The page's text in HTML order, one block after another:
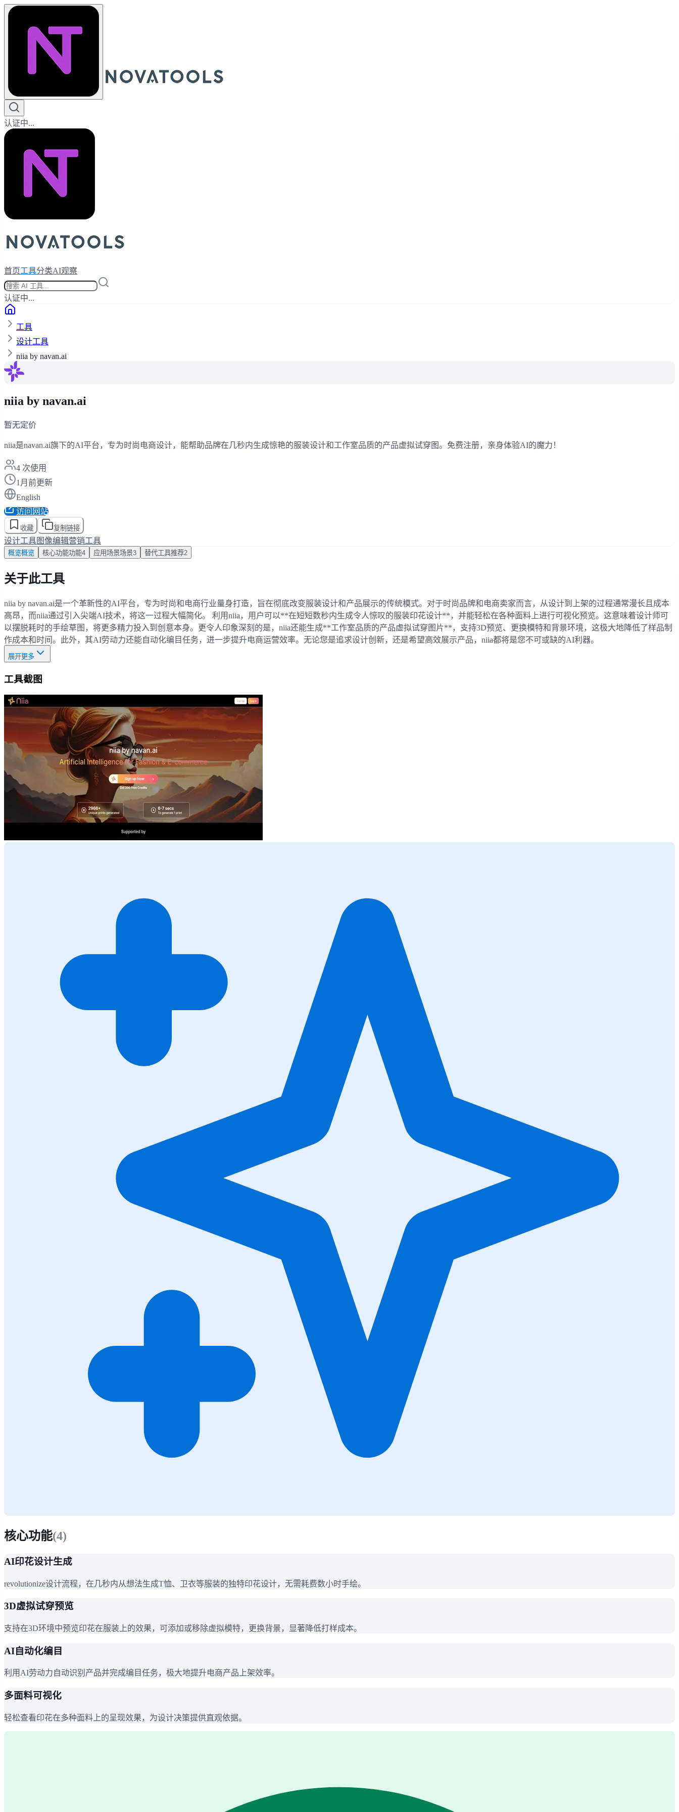
认证中...
首页工具分类AI观察
认证中...
工具
设计工具
niia by navan.ai
niia by navan.ai
暂无定价
niia是navan.ai旗下的AI平台，专为时尚电商设计，能帮助品牌在几秒内生成惊艳的服装设计和工作室品质的产品虚拟试穿图。免费注册，亲身体验AI的魔力！
4 次使用
1月前更新
English
访问网站
收藏 复制链接
设计工具图像编辑营销工具
概览概览 核心功能功能4 应用场景场景3 替代工具推荐2
关于此工具
niia by navan.ai是一个革新性的AI平台，专为时尚和电商行业量身打造，旨在彻底改变服装设计和产品展示的传统模式。对于时尚品牌和电商卖家而言，从设计到上架的过程通常漫长且成本
高昂，而niia通过引入尖端AI技术，将这一过程大幅简化。 利用niia，用户可以**在短短数秒内生成令人惊叹的服装印花设计**，并能轻松在各种面料上进行可视化预览。这意味着设计师可
以摆脱耗时的手绘草图，将更多精力投入到创意本身。更令人印象深刻的是，niia还能生成**工作室品质的产品虚拟试穿图片**，支持3D预览、更换模特和背景环境，这极大地降低了样品制
作成本和时间。此外，其AI劳动力还能自动化编目任务，进一步提升电商运营效率。无论您是追求设计创新，还是希望高效展示产品，niia都将是您不可或缺的AI利器。
展开更多
工具截图
核心功能(4)
AI印花设计生成
revolutionize设计流程，在几秒内从想法生成T恤、卫衣等服装的独特印花设计，无需耗费数小时手绘。
3D虚拟试穿预览
支持在3D环境中预览印花在服装上的效果，可添加或移除虚拟模特，更换背景，显著降低打样成本。
AI自动化编目
利用AI劳动力自动识别产品并完成编目任务，极大地提升电商产品上架效率。
多面料可视化
轻松查看印花在多种面料上的呈现效果，为设计决策提供直观依据。